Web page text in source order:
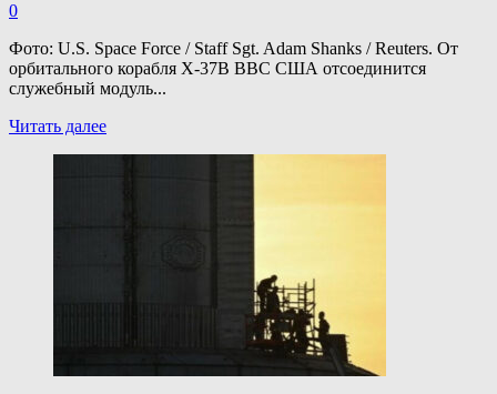
0
Фото: U.S. Space Force / Staff Sgt. Adam Shanks / Reuters. От
орбитального корабля X-37B ВВС США отсоединится
служебный модуль...
Читать далееПрочитать
ВВС